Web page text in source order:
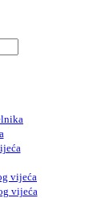
vijeća
vijeća